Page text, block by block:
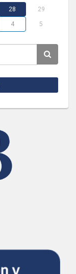
28 29
4 5